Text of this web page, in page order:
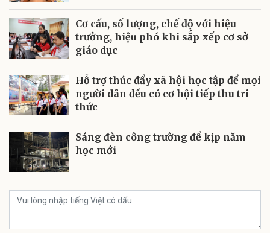
Cơ cấu, số lượng, chế độ với hiệu
trưởng, hiệu phó khi sắp xếp cơ sở
giáo dục
Hỗ trợ thúc đẩy xã hội học tập để mọi
người dân đều có cơ hội tiếp thu tri
thức
Sáng đèn công trường để kịp năm
học mới